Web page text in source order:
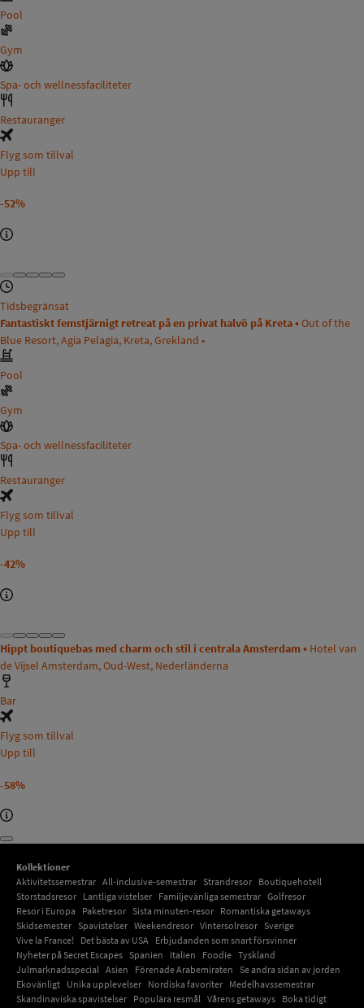
Pool
Gym
Spa- och wellnessfaciliteter
Restauranger
Flyg som tillval
Upp till
-52%
Tidsbegränsat
Fantastiskt femstjärnigt retreat på en privat halvö på Kreta • Out of the
Blue Resort, Agia Pelagia, Kreta, Grekland •
Pool
Gym
Spa- och wellnessfaciliteter
Restauranger
Flyg som tillval
Upp till
-42%
Hippt boutiquebas med charm och stil i centrala Amsterdam • Hotel van
de Vijsel Amsterdam, Oud-West, Nederländerna
Bar
Flyg som tillval
Upp till
-58%
Kollektioner
Aktivitetssemestrar All-inclusive-semestrar Strandresor Boutiquehotell
Storstadsresor Lantliga vistelser Familjevänliga semestrar Golfresor
Resor i Europa Paketresor Sista minuten-resor Romantiska getaways
Skidsemester Spavistelser Weekendresor Vintersolresor Sverige
Vive la France! Det bästa av USA Erbjudanden som snart försvinner
Nyheter på Secret Escapes Spanien Italien Foodie Tyskland
Julmarknadsspecial Asien Förenade Arabemiraten Se andra sidan av jorden
Ekovänligt Unika upplevelser Nordiska favoriter Medelhavssemestrar
Skandinaviska spavistelser Populära resmål Vårens getaways Boka tidigt